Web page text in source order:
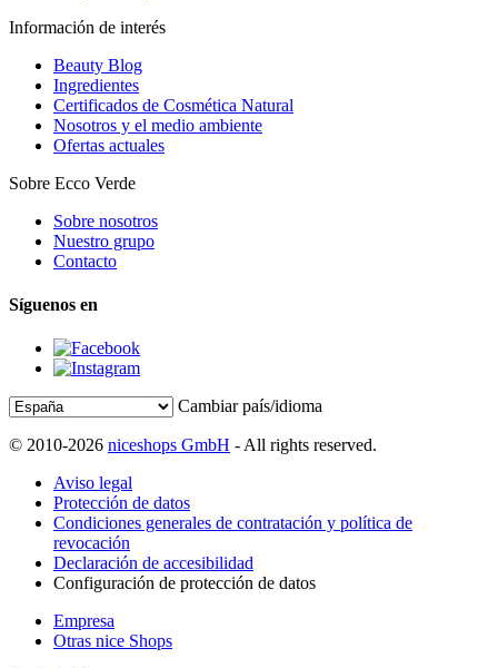
Información de interés
Beauty Blog
Ingredientes
Certificados de Cosmética Natural
Nosotros y el medio ambiente
Ofertas actuales
Sobre Ecco Verde
Sobre nosotros
Nuestro grupo
Contacto
Síguenos en
Cambiar país/idioma
© 2010-2026 niceshops GmbH - All rights reserved.
Aviso legal
Protección de datos
Condiciones generales de contratación y política de
revocación
Declaración de accesibilidad
Configuración de protección de datos
Empresa
Otras nice Shops